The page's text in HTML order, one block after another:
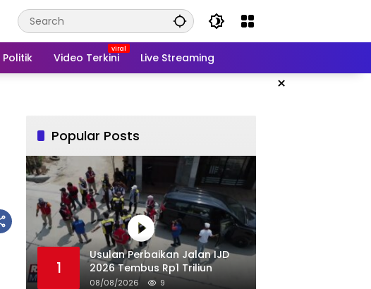
Politik Video Terkini Live Streaming
×
Popular Posts
1
Usulan Perbaikan Jalan IJD
2026 Tembus Rp1 Triliun
08/08/2026 9